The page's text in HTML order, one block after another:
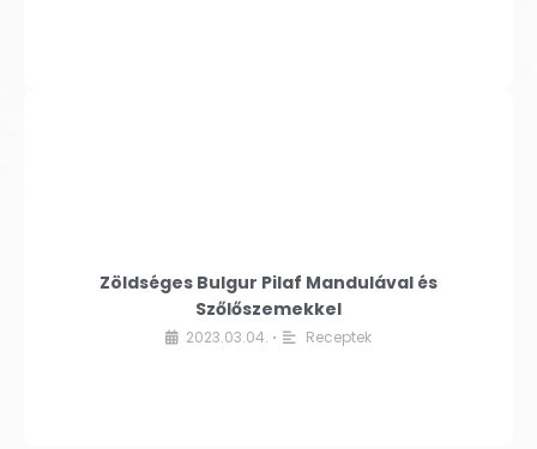
Zöldséges Bulgur Pilaf Mandulával és
Szőlőszemekkel
2023.03.04. • Receptek